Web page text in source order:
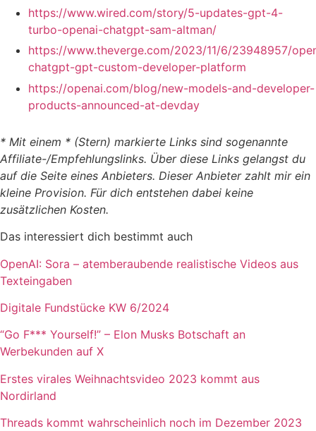
https://www.wired.com/story/5-updates-gpt-4-
turbo-openai-chatgpt-sam-altman/
https://www.theverge.com/2023/11/6/23948957/
chatgpt-gpt-custom-developer-platform
https://openai.com/blog/new-models-and-developer-
products-announced-at-devday
* Mit einem * (Stern) markierte Links sind sogenannte
Affiliate-/Empfehlungslinks. Über diese Links gelangst du
auf die Seite eines Anbieters. Dieser Anbieter zahlt mir ein
kleine Provision. Für dich entstehen dabei keine
zusätzlichen Kosten.
Das interessiert dich bestimmt auch
OpenAI: Sora – atemberaubende realistische Videos aus
Texteingaben
Digitale Fundstücke KW 6/2024
“Go F*** Yourself!” – Elon Musks Botschaft an
Werbekunden auf X
Erstes virales Weihnachtsvideo 2023 kommt aus
Nordirland
Threads kommt wahrscheinlich noch im Dezember 2023